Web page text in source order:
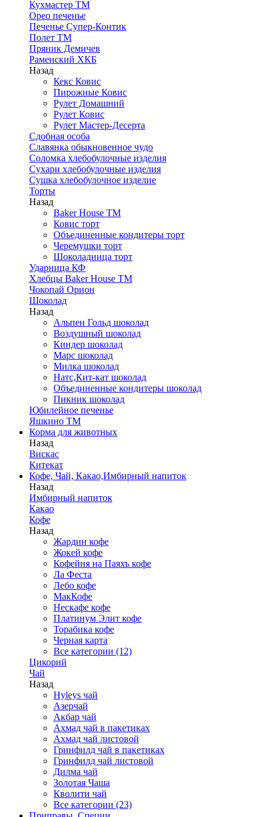
Кухмастер ТМ
Орео печенье
Печенье Супер-Контик
Полет ТМ
Пряник Демичев
Раменский ХКБ
Назад
Кекс Ковис
Пирожные Ковис
Рулет Домашний
Рулет Ковис
Рулет Мастер-Десерта
Сдобная особа
Славянка обыкновенное чудо
Соломка хлебобулочные изделия
Сухари хлебобулочные изделия
Сушка хлебобулочное изделие
Торты
Назад
Baker House ТМ
Ковис торт
Объединенные кондитеры торт
Черемушки торт
Шоколадница торт
Ударница КФ
Хлебцы Baker House ТМ
Чокопай Орион
Шоколад
Назад
Альпен Гольд шоколад
Воздушный шоколад
Киндер шоколад
Марс шоколад
Милка шоколад
Натс,Кит-кат шоколад
Объединенные кондитеры шоколад
Пикник шоколад
Юбилейное печенье
Яшкино ТМ
Корма для животных
Назад
Вискас
Китекат
Кофе, Чай, Какао,Имбирный напиток
Назад
Имбирный напиток
Какао
Кофе
Назад
Жардин кофе
Жокей кофе
Кофейня на Паяхъ кофе
Ла Феста
Лебо кофе
МакКофе
Нескафе кофе
Платинум Элит кофе
Торабика кофе
Черная карта
Все категории (12)
Цикорий
Чай
Назад
Hyleys чай
Азерчай
Акбар чай
Ахмад чай в пакетиках
Ахмад чай листовой
Гринфилд чай в пакетиках
Гринфилд чай листовой
Дилма чай
Золотая Чаша
Кволити чай
Все категории (23)